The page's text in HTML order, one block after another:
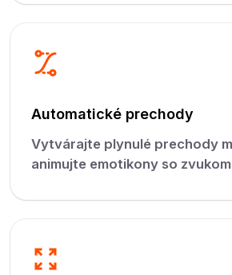
Automatické prechody
Vytvárajte plynulé prechody
animujte emotikony so